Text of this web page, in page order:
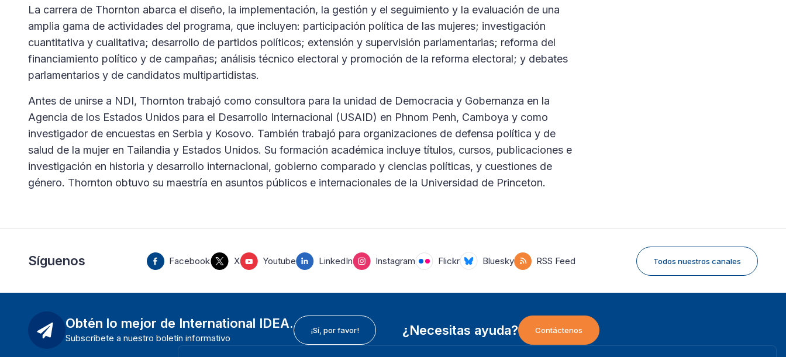
La carrera de Thornton abarca el diseño, la implementación, la gestión y el seguimiento y la evaluación de una
amplia gama de actividades del programa, que incluyen: participación política de las mujeres; investigación
cuantitativa y cualitativa; desarrollo de partidos políticos; extensión y supervisión parlamentarias; reforma del
financiamiento político y de campañas; análisis técnico electoral y promoción de la reforma electoral; y debates
parlamentarios y de candidatos multipartidistas.
Antes de unirse a NDI, Thornton trabajó como consultora para la unidad de Democracia y Gobernanza en la
Agencia de los Estados Unidos para el Desarrollo Internacional (USAID) en Phnom Penh, Camboya y como
investigador de encuestas en Serbia y Kosovo. También trabajó para organizaciones de defensa política y de
salud de la mujer en Tailandia y Estados Unidos. Su formación académica incluye títulos, cursos, publicaciones e
investigación en historia y desarrollo internacional, gobierno comparado y ciencias políticas, y cuestiones de
género. Thornton obtuvo su maestría en asuntos públicos e internacionales de la Universidad de Princeton.
Síguenos Facebook X Youtube LinkedIn Instagram Flickr Bluesky RSS Feed Todos nuestros canales
Obtén lo mejor de International IDEA.
Subscríbete a nuestro boletín informativo
¡Sí, por favor! ¿Necesitas ayuda? Contáctenos